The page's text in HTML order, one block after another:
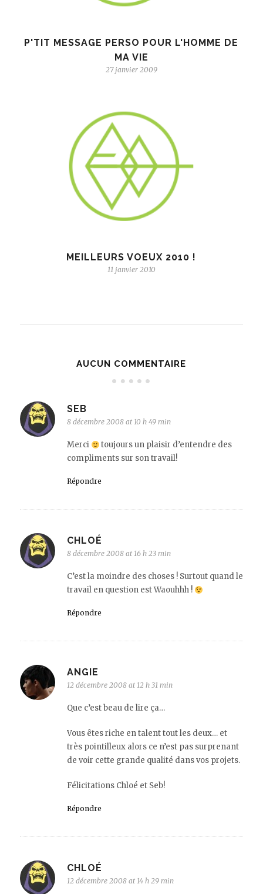
P'TIT MESSAGE PERSO POUR L'HOMME DE
MA VIE
27 janvier 2009
MEILLEURS VOEUX 2010 !
11 janvier 2010
AUCUN COMMENTAIRE
SEB
8 décembre 2008 at 10 h 49 min
Merci
toujours un plaisir d’entendre des
compliments sur son travail!
Répondre
CHLOÉ
8 décembre 2008 at 16 h 23 min
C’est la moindre des choses ! Surtout quand le
travail en question est Waouhhh !
Répondre
ANGIE
12 décembre 2008 at 12 h 31 min
Que c’est beau de lire ça…
Vous êtes riche en talent tout les deux… et
très pointilleux alors ce n’est pas surprenant
de voir cette grande qualité dans vos projets.
Félicitations Chloé et Seb!
Répondre
CHLOÉ
12 décembre 2008 at 14 h 29 min